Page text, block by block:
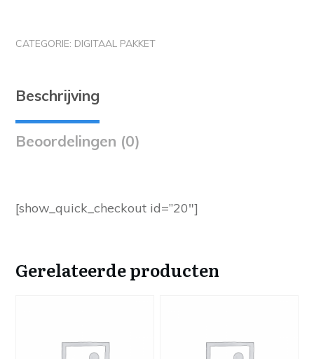
CATEGORIE: DIGITAAL PAKKET
Beschrijving
Beoordelingen (0)
[show_quick_checkout id=”20″]
Gerelateerde producten